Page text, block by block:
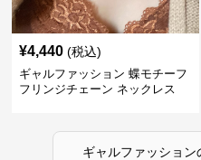
¥4,440 (税込)
ギャルファッション 蝶モチーフ
フリンジチェーン ネックレス
ギャルファッション